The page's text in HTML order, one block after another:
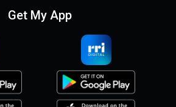
Get My App